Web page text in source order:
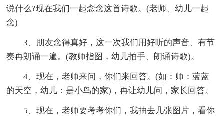
说什么?现在我们一起念念这首诗歌。(老师、幼儿一起
念)
3、朋友念得真好，这一次我们用好听的声音、有节
奏再朗诵一遍。(教师指图，幼儿拍手、朗诵诗歌)。
4、现在，老师来问，你们来回答。(如：师：蓝蓝
的天空，幼儿：是小鸟的家)，再让幼儿问，家长回答。
5、现在，老师要考考你们，我抽去几张图片，看你